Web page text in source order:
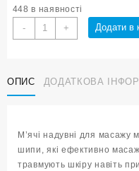
448 в наявності
-
М'яч
масажний
см
синій
+ Додати в
ОПИС ДОДАТКОВА
М’ячі надувні для масажу
шипи, які ефективно
травмують шкіру навіть